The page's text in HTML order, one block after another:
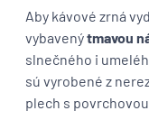
Aby kávové zrná
vybavenýtmavou
slnečného i
sú vyrobené z
plech s